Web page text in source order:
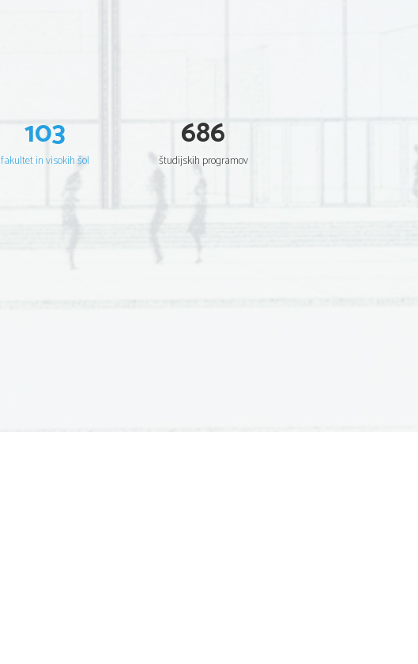
103
fakultet in visokih šol
686
študijskih programov